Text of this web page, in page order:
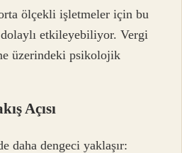
ölçekli işletmeler için bu
dolaylı etkileyebiliyor. Vergi
üzerindeki psikolojik
Açısı
daha dengeci yaklaşır: